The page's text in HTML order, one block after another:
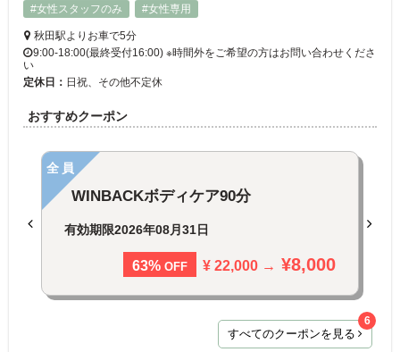
#女性スタッフのみ
#女性専用
秋田駅よりお車で5分
9:00-18:00(最終受付16:00) ※時間外をご希望の方はお問い合わせくださ
い
定休日： 日祝、その他不定休
おすすめクーポン
全員
WINBACKボディケア90分
有効期限2026年08月31日
63% OFF ¥ 22,000 → ¥8,000
すべてのクーポンを見る
6